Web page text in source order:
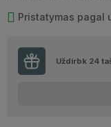
Pristatymas pagal
Uždirbk 24